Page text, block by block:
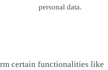
personal data.
certain functionalities like